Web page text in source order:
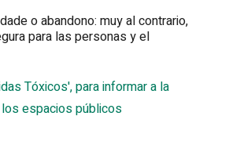
o abandono: muy al contrario,
para las personas y el
Tóxicos', para informar a la
espacios públicos